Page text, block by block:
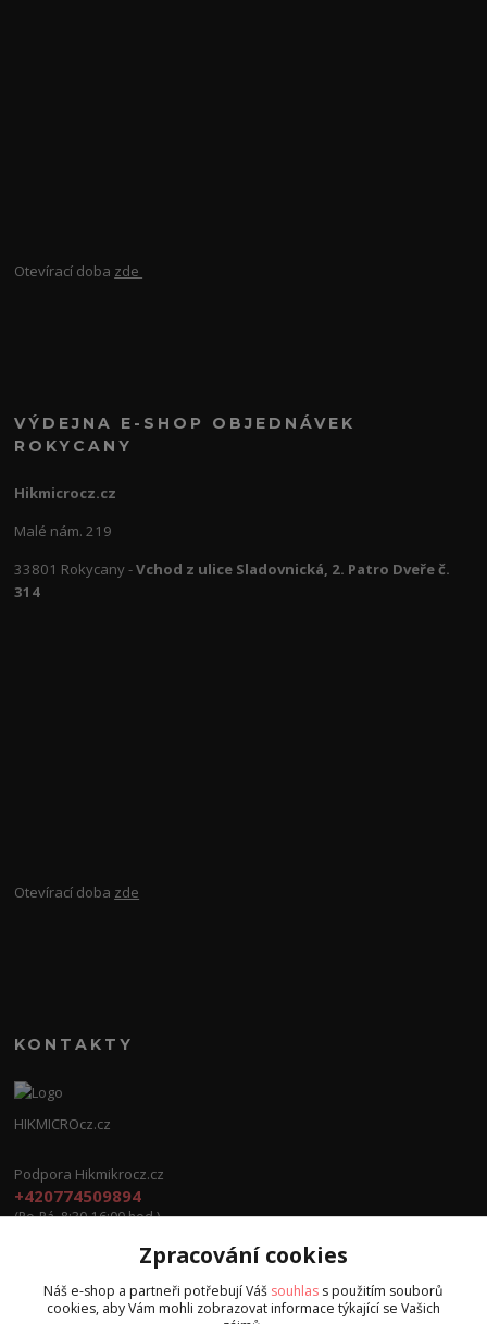
Otevírací doba zde
VÝDEJNA E-SHOP OBJEDNÁVEK
ROKYCANY
Hikmicrocz.cz
Malé nám. 219
33801 Rokycany -Vchod z ulice Sladovnická, 2. Patro Dveře č.
314
Otevírací doba zde
KONTAKTY
HIKMICROcz.cz
Podpora Hikmikrocz.cz
+420774509894
(Po-Pá, 8:30-16:00 hod.)
info@hikmicrocz.cz
Zpracování cookies
Náš e-shop a partneři potřebují Váš souhlas s použitím souborů
cookies, aby Vám mohli zobrazovat informace týkající se Vašich